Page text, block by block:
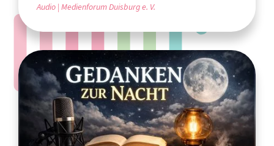
Audio Medienforum Duisburg e. V.